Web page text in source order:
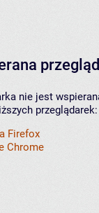
nie jest
przeglądarek:
Firefox
Chrome